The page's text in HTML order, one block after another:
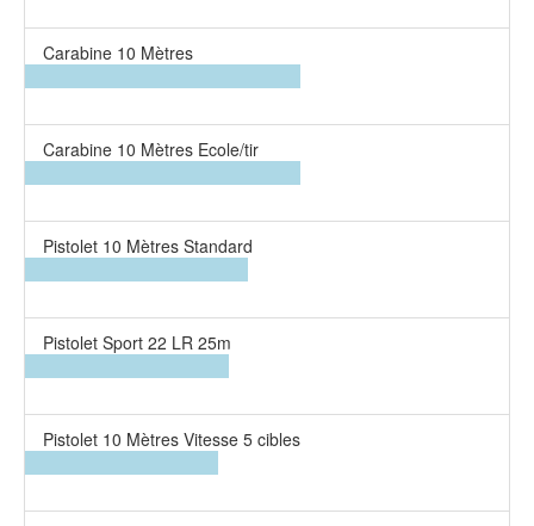
Carabine 10 Mètres
Carabine 10 Mètres Ecole/tir
Pistolet 10 Mètres Standard
Pistolet Sport 22 LR 25m
Pistolet 10 Mètres Vitesse 5 cibles